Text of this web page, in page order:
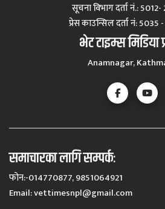
सूचना विभाग दर्ता नं.:
प्रेस काउन्सिल दर्ता नं‍:
भेट टाइम्स मिडिया
Anamnagar,
समाचारका लागि सम्पर्कः
फोन:-014770877, 9851064921
Email:vettimesnpl@gmail.com